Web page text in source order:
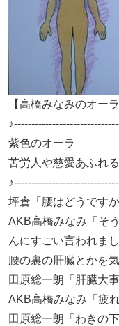
【高橋みなみのオーラ
紫色のオーラ
苦労人や慈愛あふれ
坪倉「腰はどうですか
AKB高橋みなみ「そ
んにすごい言われまし
腰の裏の肝臓とかを
田原総一朗「肝臓大
AKB高橋みなみ「疲
田原総一朗「わきの